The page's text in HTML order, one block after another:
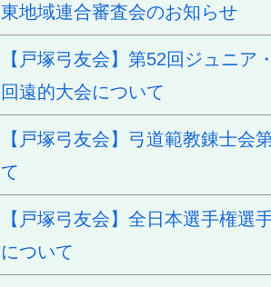
東地域連合審査会のお知らせ
【戸塚弓友会】第52回ジュニ
回遠的大会について
【戸塚弓友会】弓道範教錬士会
て
【戸塚弓友会】全日本選手権選
について